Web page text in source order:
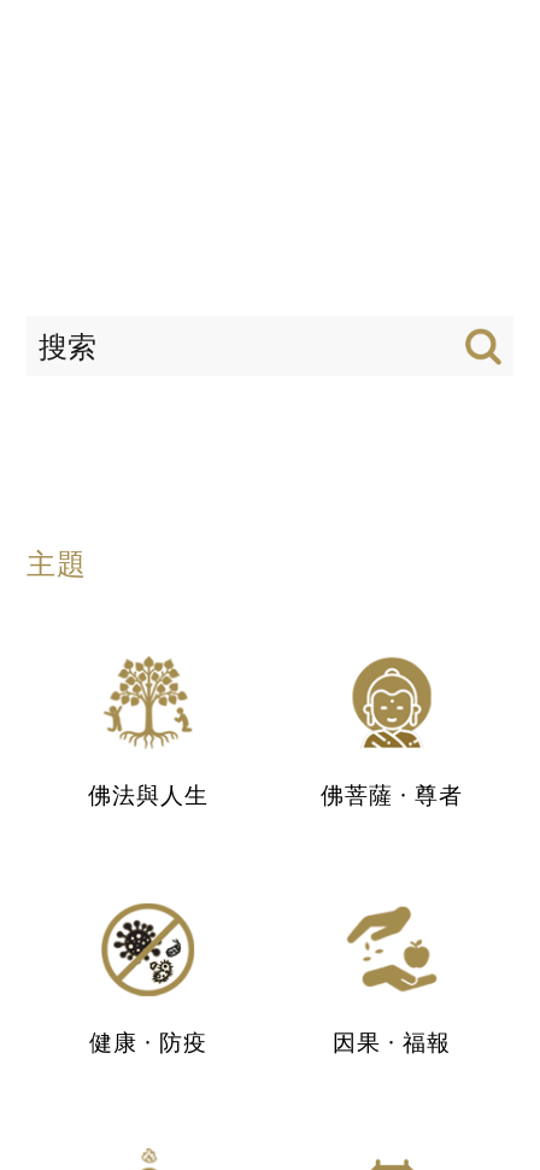
主題
佛法與人生 佛菩薩 · 尊者
健康 · 防疫 因果 · 福報